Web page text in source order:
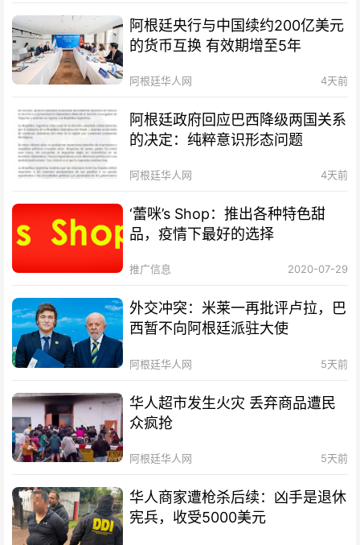
阿根廷央行与中国续约200亿美元
的货币互换 有效期增至5年
阿根廷华人网 4天前
阿根廷政府回应巴西降级两国关系
的决定：纯粹意识形态问题
阿根廷华人网 4天前
‘蕾咪’s Shop：推出各种特色甜
品，疫情下最好的选择
推广信息 2020-07-29
外交冲突：米莱一再批评卢拉，巴
西暂不向阿根廷派驻大使
阿根廷华人网 5天前
华人超市发生火灾 丢弃商品遭民
众疯抢
阿根廷华人网 5天前
华人商家遭枪杀后续：凶手是退休
宪兵，收受5000美元